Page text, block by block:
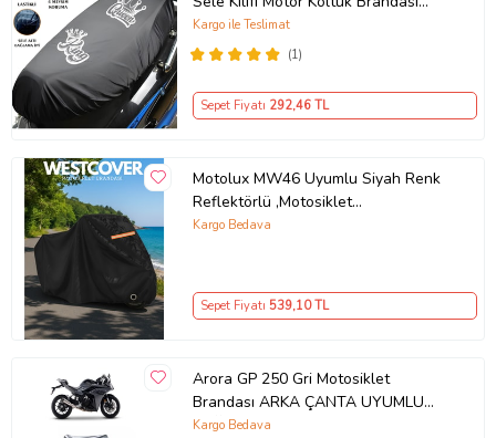
Ürün Kodu:kcm10505258
Siyah
(1)
Kargo ile Teslimat
Sepet Fiyatı 292,46 TL
Motolux MW46 Uyumlu Siyah Renk
Reflektörlü ,Motosiklet
Brandası,Motor Branda Motor
Kargo Bedava
Sepet Fiyatı 539,10 TL
Arora GP 250 Gri Motosiklet
Brandası ARKA ÇANTA UYUMLU
DEĞİLDİR
Kargo Bedava